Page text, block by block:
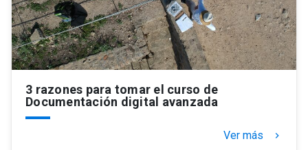
3 razones para tomar el curso de
Documentación digital avanzada
Ver más keyboard_arrow_right